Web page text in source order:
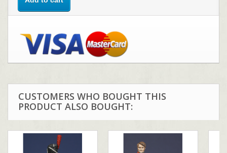
CUSTOMERS WHO BOUGHT THIS
PRODUCT ALSO BOUGHT: